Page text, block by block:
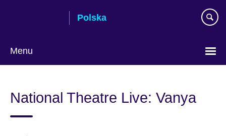
Polska
Menu
National Theatre Live: Vanya